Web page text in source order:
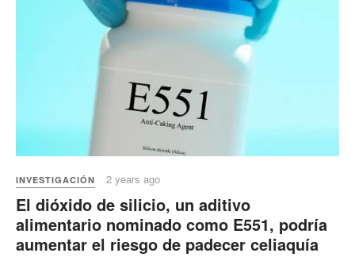
INVESTIGACIÓN 2 years ago
El dióxido de silicio, un aditivo
alimentario nominado como E551, podría
aumentar el riesgo de padecer celiaquía